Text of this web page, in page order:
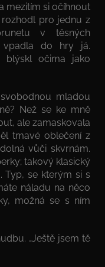
mezitím si očíhnout
pro jednu z
v těsných
do hry já.
blýskl očima jako
mladou
Než se ke mně
ale zamaskovala
tmavé oblečení z
vůči skvrnám.
takový klasický
Typ, se kterým si s
náladu na něco
možná se s ním
„Ještě jsem tě